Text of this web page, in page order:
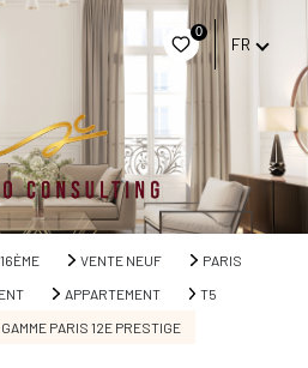
0
FR
VENTE NEUF
PARIS
APPARTEMENT
T5
PARIS 12E PRESTIGE